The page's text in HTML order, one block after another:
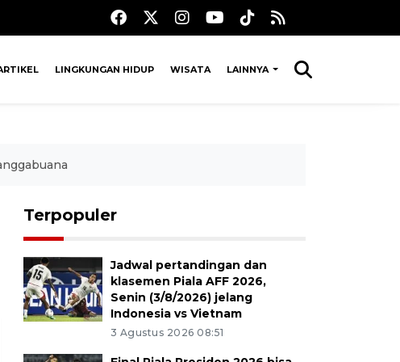
LINGKUNGAN HIDUP WISATA LAINNYA
Terpopuler
Jadwal pertandingan dan
klasemen Piala AFF 2026,
Senin (3/8/2026) jelang
Indonesia vs Vietnam
3 Agustus 2026 08:51